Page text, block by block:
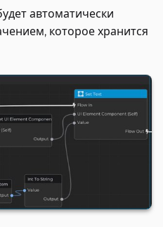
автоматически
которое хранится